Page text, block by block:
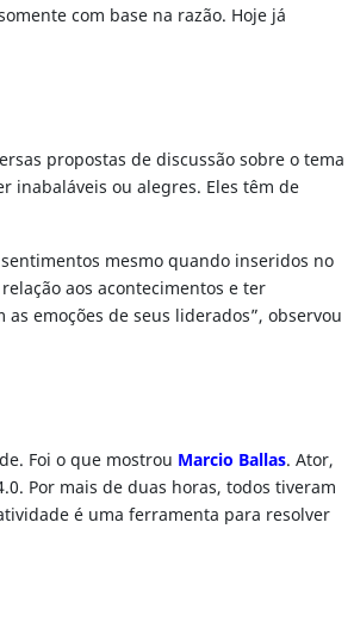
com base na razão. Hoje já
propostas de discussão sobre o tema
inabaláveis ou alegres. Eles têm de
mesmo quando inseridos no
aos acontecimentos e ter
emoções de seus liderados”, observou
Foi o que mostrou Marcio Ballas. Ator,
Por mais de duas horas, todos tiveram
é uma ferramenta para resolver